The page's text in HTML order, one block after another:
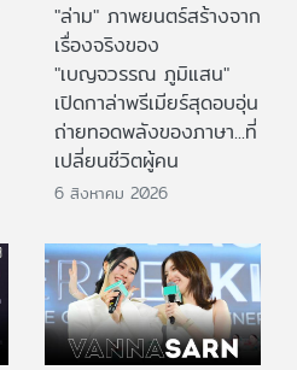
"ล่าม" ภาพยนตร์สร้างจาก
เรื่องจริงของ
"เบญจวรรณ ภูมิแสน"
เปิดกาล่าพรีเมียร์สุดอบอุ่น
ถ่ายทอดพลังของภาษา...ที่
เปลี่ยนชีวิตผู้คน
6 สิงหาคม 2026